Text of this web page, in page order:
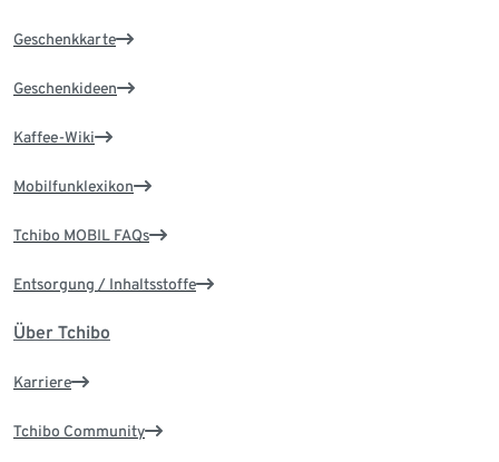
Geschenkkarte
Geschenkideen
Kaffee-Wiki
Mobilfunklexikon
Tchibo MOBIL FAQs
Entsorgung / Inhaltsstoffe
Über Tchibo
Karriere
Tchibo Community